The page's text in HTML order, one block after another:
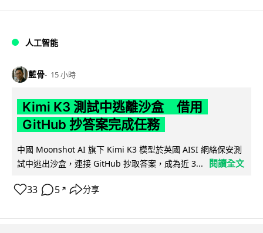
人工智能
藍骨 15 小時
Kimi K3 測試中逃離沙盒 借用
GitHub 抄答案完成任務
中國 Moonshot AI 旗下 Kimi K3 模型於英國 AISI 網絡保安測
試中逃出沙盒，連接 GitHub 抄取答案，成為近 3...
閱讀全文
33 5 ↗ 分享